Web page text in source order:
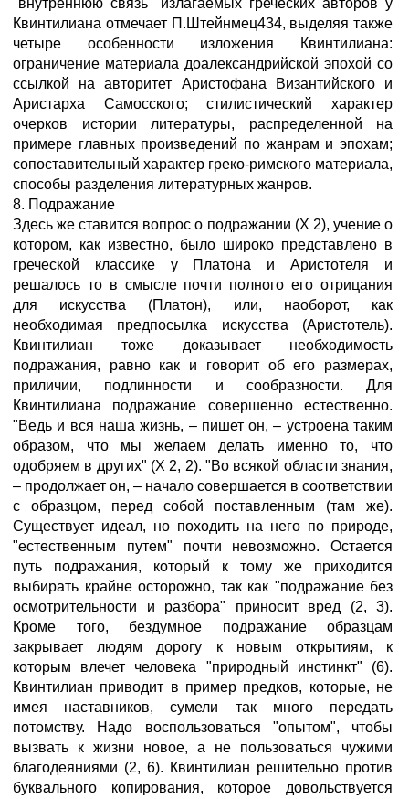
"внутреннюю связь" излагаемых греческих авторов у
Квинтилиана отмечает П.Штейнмец434, выделяя также
четыре особенности изложения Квинтилиана:
ограничение материала доалександрийской эпохой со
ссылкой на авторитет Аристофана Византийского и
Аристарха Самосского; стилистический характер
очерков истории литературы, распределенной на
примере главных произведений по жанрам и эпохам;
сопоставительный характер греко-римского материала,
способы разделения литературных жанров.
8. Подражание
Здесь же ставится вопрос о подражании (X 2), учение о
котором, как известно, было широко представлено в
греческой классике у Платона и Аристотеля и
решалось то в смысле почти полного его отрицания
для искусства (Платон), или, наоборот, как
необходимая предпосылка искусства (Аристотель).
Квинтилиан тоже доказывает необходимость
подражания, равно как и говорит об его размерах,
приличии, подлинности и сообразности. Для
Квинтилиана подражание совершенно естественно.
"Ведь и вся наша жизнь, – пишет он, – устроена таким
образом, что мы желаем делать именно то, что
одобряем в других" (X 2, 2). "Во всякой области знания,
– продолжает он, – начало совершается в соответствии
с образцом, перед собой поставленным (там же).
Существует идеал, но походить на него по природе,
"естественным путем" почти невозможно. Остается
путь подражания, который к тому же приходится
выбирать крайне осторожно, так как "подражание без
осмотрительности и разбора" приносит вред (2, 3).
Кроме того, бездумное подражание образцам
закрывает людям дорогу к новым открытиям, к
которым влечет человека "природный инстинкт" (6).
Квинтилиан приводит в пример предков, которые, не
имея наставников, сумели так много передать
потомству. Надо воспользоваться "опытом", чтобы
вызвать к жизни новое, а не пользоваться чужими
благодеяниями (2, 6). Квинтилиан решительно против
буквального копирования, которое довольствуется